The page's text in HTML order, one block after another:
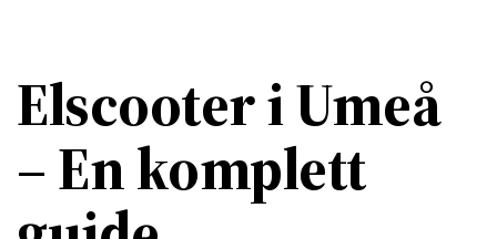
Elscooter i Umeå
– En komplett